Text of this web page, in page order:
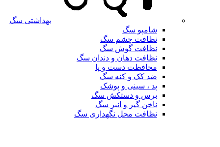
بهداشتی سگ
شامپو سگ
نظافت چشم سگ
نظافت گوش سگ
نظافت دهان و دندان سگ
محافظت دست و پا
ضد کک و کنه سگ
پد ، سینی و پوشک
برس و دستکش سگ
ناخن گیر و انبر سگ
نظافت محل نگهداری سگ